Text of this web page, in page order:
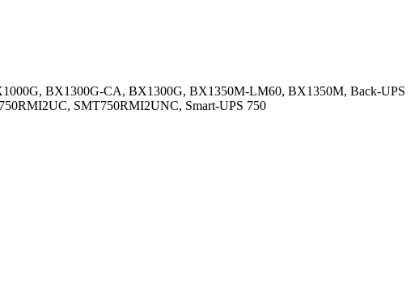
SMT750RMI2UNC, Smart-UPS 750